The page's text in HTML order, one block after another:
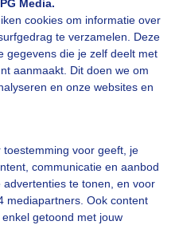
Media.
cookies om informatie over
te verzamelen. Deze
gegevens die je zelf deelt met
aanmaakt. Dit doen we om
en onze websites en
voor geeft, je
communicatie en aanbod
te tonen, en voor
mediapartners. Ook content
getoond met jouw
aub...